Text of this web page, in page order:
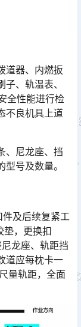
道器、内燃扳
、轨温表、
全性能进行检
不良机具上道
、尼龙座、挡
号及数量。
及后续复紧工
垫，更换扣
龙座、轨距挡
道应每枕卡一
量轨距，全面